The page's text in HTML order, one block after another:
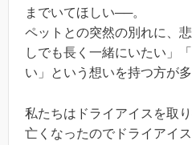
までいてほしい──。
ペットとの突然の別れに、
しでも長く一緒にいたい」
い」という想いを持つ方が
私たちはドライアイスを取
亡くなったのでドライアイ